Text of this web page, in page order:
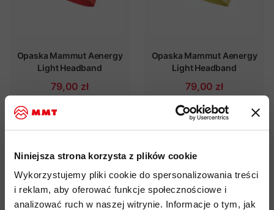
Niniejsza strona korzysta z plików cookie
Wykorzystujemy pliki cookie do spersonalizowania treści
i reklam, aby oferować funkcje społecznościowe i
analizować ruch w naszej witrynie. Informacje o tym, jak
Opaska Mammut Aenergy
Light Headband
79,00 zł
Opaska Mammut Aenergy
Light Headband
79,00 zł